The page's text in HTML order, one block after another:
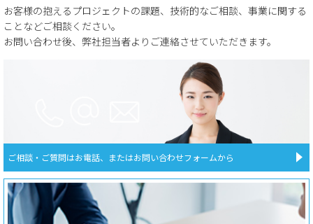
お客様の抱えるプロジェクトの課題、技術的なご相談、事業に関する
ことなどご相談ください。
お問い合わせ後、弊社担当者よりご連絡させていただきます。
ご相談・ご質問はお電話、またはお問い合わせフォームから